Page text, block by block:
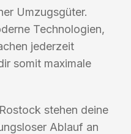
Umzugsgüter.
Technologien,
jederzeit
somit maximale
stehen deine
Ablauf an